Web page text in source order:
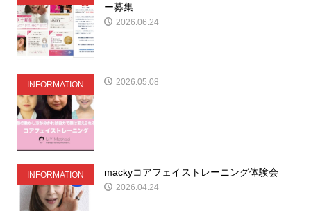
ー募集
2026.06.24
INFORMATION 2026.05.08
INFORMATION mackyコアフェイストレーニング体験会
2026.04.24